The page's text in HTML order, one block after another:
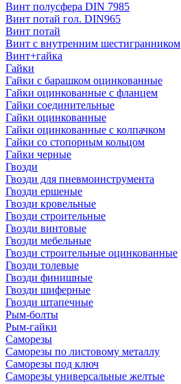
Винт полусфера DIN 7985
Винт потай гол. DIN965
Винт потай
Винт с внутренним шестигранником
Винт+гайка
Гайки
Гайки с барашком оцинкованные
Гайки оцинкованные с фланцем
Гайки соединительные
Гайки оцинкованные
Гайки оцинкованные с колпачком
Гайки со стопорным кольцом
Гайки черные
Гвозди
Гвозди для пневмоинструмента
Гвозди ершеные
Гвозди кровельные
Гвозди строительные
Гвозди винтовые
Гвозди мебельные
Гвозди строительные оцинкованные
Гвозди толевые
Гвозди финишные
Гвозди шиферные
Гвозди штапечные
Рым-болты
Рым-гайки
Саморезы
Саморезы по листовому металлу
Саморезы под ключ
Саморезы универсальные желтые